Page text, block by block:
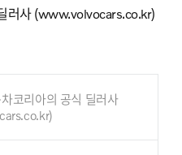
러사 (www.volvocars.co.kr)
코리아의 공식 딜러사